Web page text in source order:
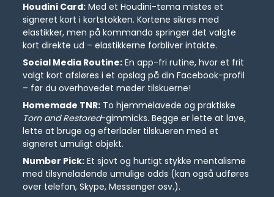
Houdini Card: Med et Houdini-tema mistes et
signeret kort i kortstokken. Kortene sikres med
elastikker, men på kommando springer det valgte
kort direkte ud – elastikkerne forbliver intakte.
Social Media Routine: En app-fri rutine, hvor et frit
valgt kort afsløres i et opslag på din Facebook-profil
– før du overhovedet møder tilskuerne!
Homemade TNR: To hjemmelavede og praktiske
Torn and Restored-gimmicks. Begge er lette at lave,
lette at bruge og efterlader tilskueren med et
signeret umuligt objekt.
Number Pick: Et sjovt og hurtigt stykke mentalisme
med tilsyneladende umulige odds (kan også udføres
over telefon, Skype, Messenger osv.).